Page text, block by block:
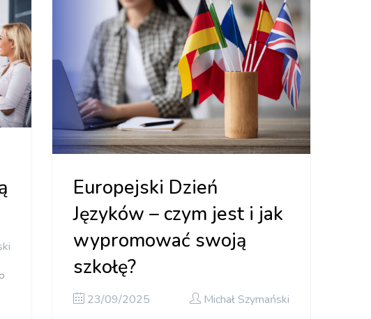
Europejski Dzień
Języków – czym jest i jak
wypromować swoją
szkołę?
23/09/2025 Michał Szymański